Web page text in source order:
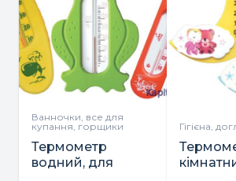
Ванночки, все для
купання, горщики
Термометр
водний, для
Гігієна,